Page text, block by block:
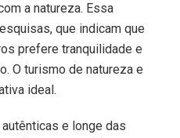
a natureza. Essa
que indicam que
prefere tranquilidade e
O turismo de natureza e
ideal.
e longe das